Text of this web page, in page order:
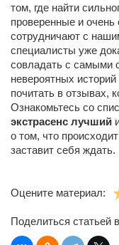
том, где найти
проверенные и
сотрудничают с
специалисты уже
совладать с самыми
невероятных
почитать в отзывах,
Ознакомьтесь со
экстрасенс лучший
о том, что
заставит себя ждать.
Оцените материал:
Поделиться статьей